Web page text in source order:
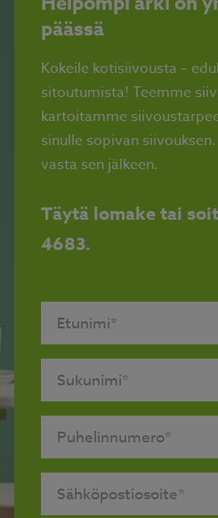
päässä
Kokeile kotisiivousta –
sitoutumista! Teemme
kartoitamme
sinulle sopivan
vasta sen jälkeen.
Täytä lomake tai
4683.